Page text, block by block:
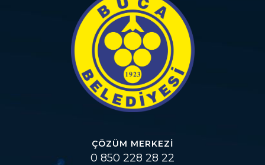
ÇÖZÜM MERKEZI
0 850 228 28 22